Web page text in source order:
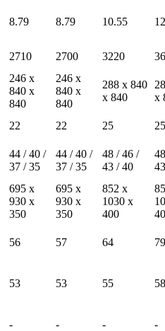
8.79 8.79 10.55
2710 2700 3220
246 x
840 x
840
246 x
840 x
840
288 x 840
x 840
x
22 22 25
25
44 / 40 /
37 / 35
44 / 40 /
37 / 35
48 / 46 /
43 / 40
695 x
930 x
350
695 x
930 x
350
852 x
1030 x
400
56 57 64 79
53 53 55 58
- - - -